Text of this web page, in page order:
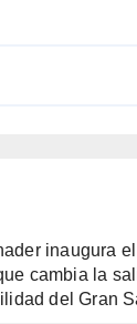
inaugura
cambia la
del Gran